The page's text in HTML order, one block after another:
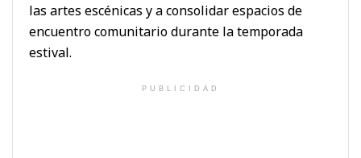
las artes escénicas y a consolidar espacios de
encuentro comunitario durante la temporada
estival.
PUBLICIDAD